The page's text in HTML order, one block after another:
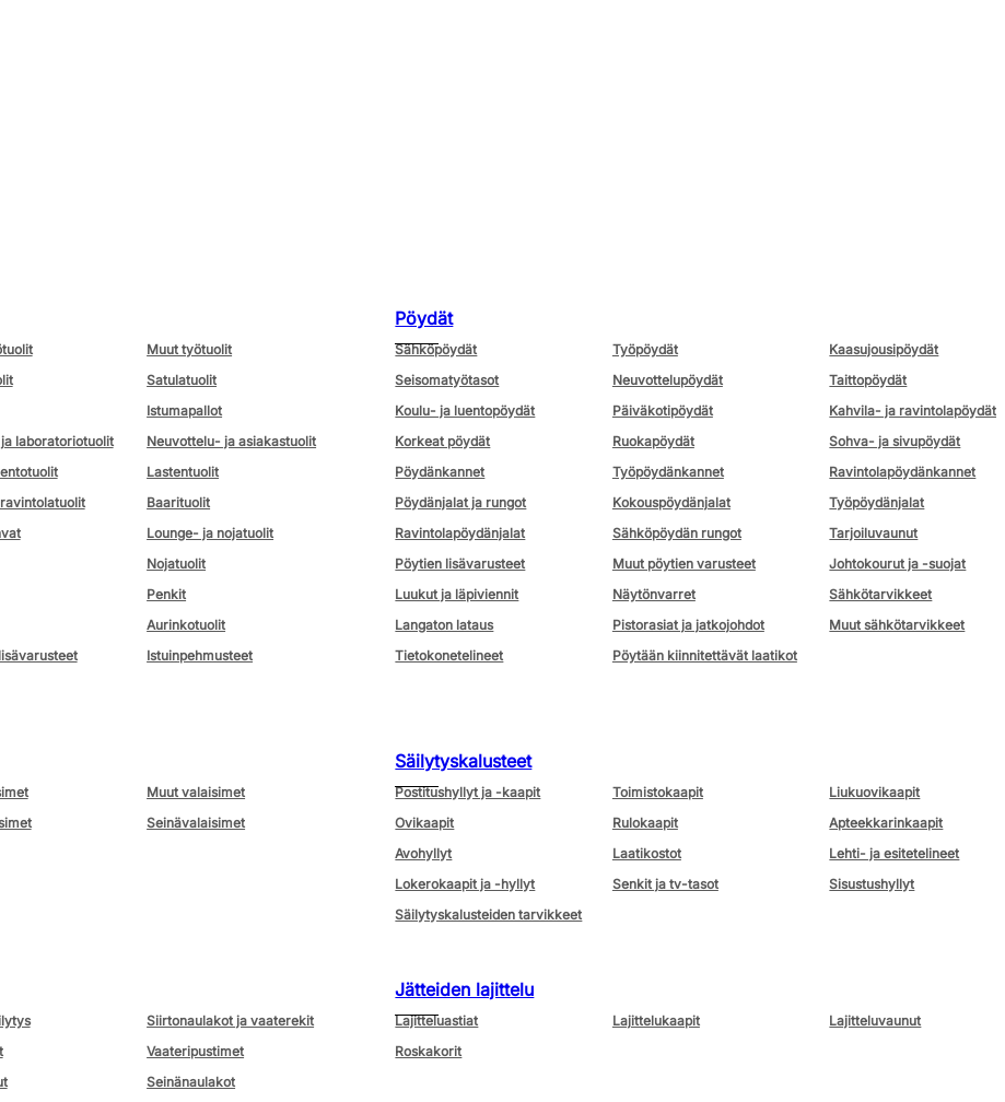
Muut työtuolit
Satulatuolit
Istumapallot
laboratoriotuolit
Neuvottelu- ja asiakastuolit
Lastentuolit
Baarituolit
Lounge- ja nojatuolit
Nojatuolit
Penkit
Aurinkotuolit
Istuinpehmusteet
Pöydät
Sähköpöydät Työpöydät
Kaasujousipöydät
Seisomatyötasot
Neuvottelupöydät
Taittopöydät
Koulu- ja luentopöydät
Päiväkotipöydät
Kahvila- ja ravintolapöydät
Korkeat pöydät
Ruokapöydät
Sohva- ja sivupöydät
Pöydänkannet
Työpöydänkannet
Ravintolapöydänkannet
Pöydänjalat ja rungot
Kokouspöydänjalat
Työpöydänjalat
Ravintolapöydänjalat
Sähköpöydän rungot
Tarjoiluvaunut
Pöytien lisävarusteet
Muut pöytien varusteet
Johtokourut ja -suojat
Luukut ja läpiviennit
Näytönvarret
Sähkötarvikkeet
Langaton lataus
Pistorasiat ja jatkojohdot
Muut sähkötarvikkeet
Tietokonetelineet
Pöytään kiinnitettävät laatikot
Muut valaisimet
Seinävalaisimet
Säilytyskalusteet
Postitushyllyt ja -kaapit Toimistokaapit
Liukuovikaapit
Ovikaapit
Rulokaapit
Apteekkarinkaapit
Avohyllyt
Laatikostot
Lehti- ja esitetelineet
Lokerokaapit ja -hyllyt
Senkit ja tv-tasot
Sisustushyllyt
Säilytyskalusteiden tarvikkeet
Siirtonaulakot ja vaaterekit
Vaateripustimet
Seinänaulakot
Jätteiden lajittelu
Lajitteluastiat Lajittelukaapit
Lajitteluvaunut
Roskakorit